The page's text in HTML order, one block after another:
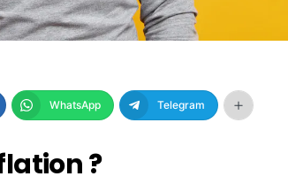
WhatsApp Telegram
?